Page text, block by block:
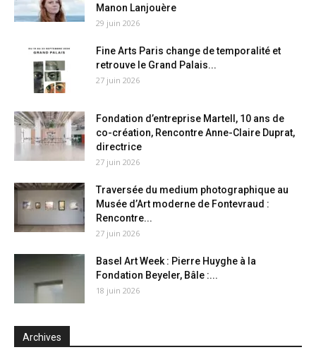
Manon Lanjouère
29 juin 2026
Fine Arts Paris change de temporalité et
retrouve le Grand Palais...
27 juin 2026
Fondation d’entreprise Martell, 10 ans de
co-création, Rencontre Anne-Claire Duprat,
directrice
27 juin 2026
Traversée du medium photographique au
Musée d’Art moderne de Fontevraud :
Rencontre...
27 juin 2026
Basel Art Week : Pierre Huyghe à la
Fondation Beyeler, Bâle :...
18 juin 2026
Archives